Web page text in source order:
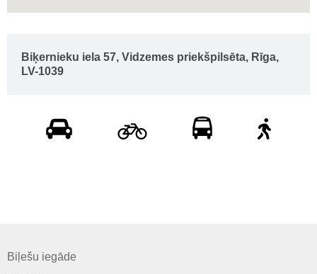
Biķernieku iela 57, Vidzemes priekšpilsēta, Rīga,
LV-1039
Biļešu iegāde